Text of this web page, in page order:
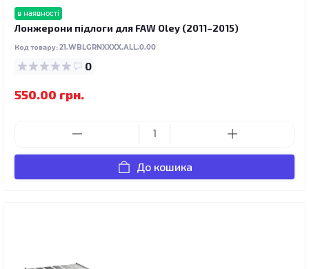
в наявності
Лонжерони підлоги для FAW Oley (2011–2015)
Код товару:21.WBLGRNXXXX.ALL.0.00
0
550.00 грн.
До кошика